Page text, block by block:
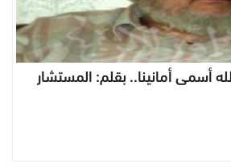
أسمى أمانينا.. بقلم: المستشار